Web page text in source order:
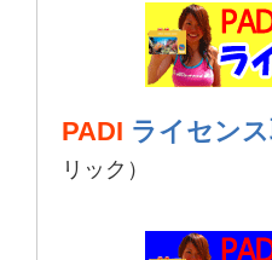
PADI ライセン
リック）